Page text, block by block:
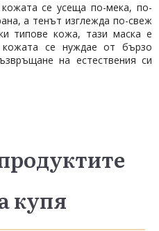
се усеща по-мека, по-
а тенът изглежда по-свеж
типове кожа, тази маска е
кожата се нуждае от бързо
на естествения си
купя